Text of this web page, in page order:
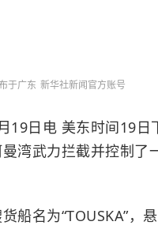
于广东 新华社新闻官方账号
日电 美东时间19日
湾武力拦截并控制了
名为“TOUSKA”，